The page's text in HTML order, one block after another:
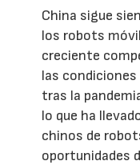
China sigue
los robots
creciente
las
tras la
lo que ha
chinos de
oportunidades